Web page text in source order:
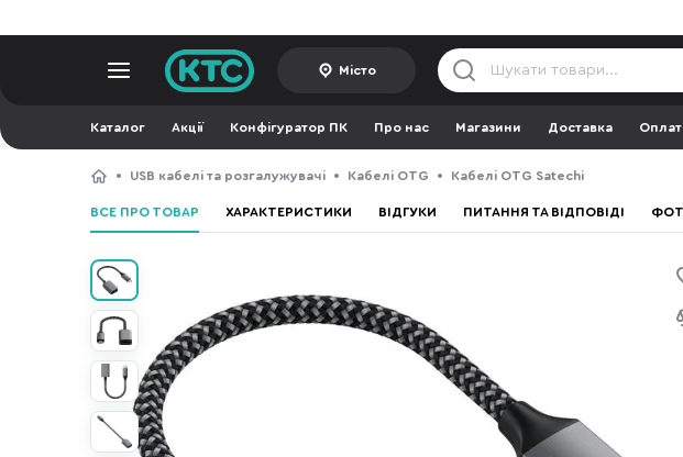
Місто
Каталог Акції Конфігуратор ПК Про нас Магазини Доставка
USB кабелі та розгалужувачі Кабелі OTG Кабелі OTG Satechi
ВСЕ ПРО ТОВАР ХАРАКТЕРИСТИКИ ВІДГУКИ ПИТАННЯ ТА ВІДПОВІДІ